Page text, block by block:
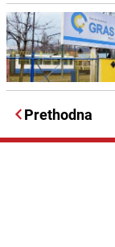
Prethodna